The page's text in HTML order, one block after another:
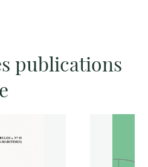
publications